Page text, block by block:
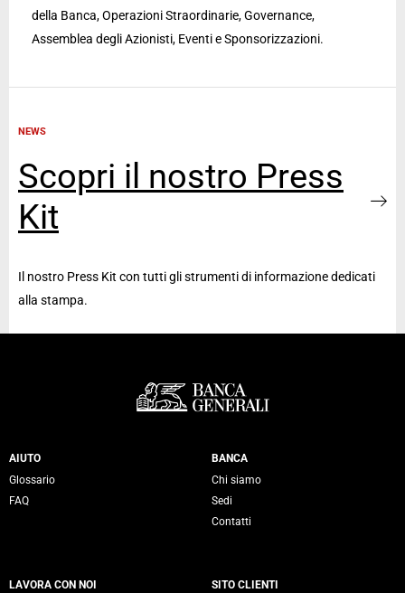
della Banca, Operazioni Straordinarie, Governance,
Assemblea degli Azionisti, Eventi e Sponsorizzazioni.
NEWS
Scopri il nostro Press
Kit
Il nostro Press Kit con tutti gli strumenti di informazione dedicati
alla stampa.
Servizi Banca Generali
AIUTO
Glossario
FAQ
BANCA
Chi siamo
Sedi
Contatti
LAVORA CON NOI
SITO CLIENTI